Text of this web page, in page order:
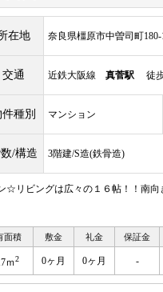
在地 奈良県橿原市中曽司町180-
交通 近鉄大阪線 真菅駅 徒
種別 マンション
/構造 3階建/S造(鉄骨造)
☆リビングは広々の１６帖！！南
面積 敷金 礼金 保証金
ｍ2 0ヶ月 0ヶ月 -